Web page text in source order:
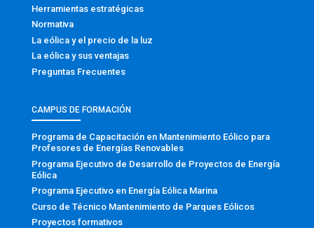
Herramientas estratégicas
Normativa
La eólica y el precio de la luz
La eólica y sus ventajas
Preguntas Frecuentes
CAMPUS DE FORMACIÓN
Programa de Capacitación en Mantenimiento Eólico para
Profesores de Energías Renovables
Programa Ejecutivo de Desarrollo de Proyectos de Energía
Eólica
Programa Ejecutivo en Energía Eólica Marina
Curso de Técnico Mantenimiento de Parques Eólicos
Proyectos formativos